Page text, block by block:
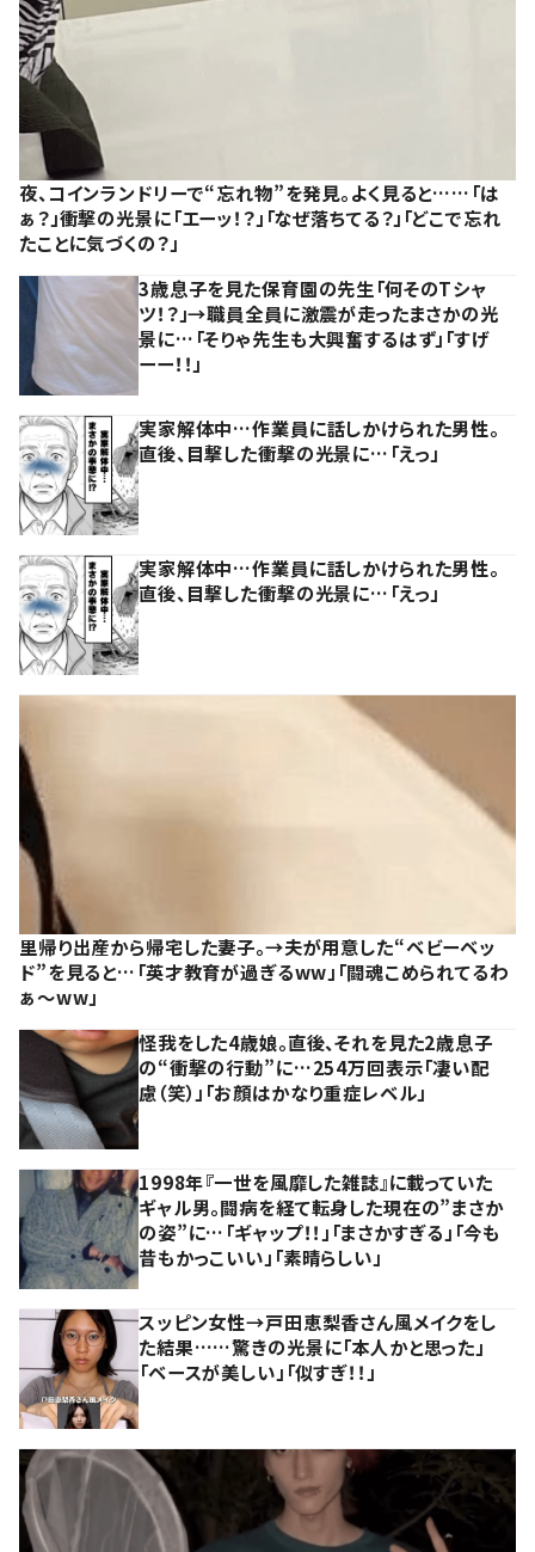
夜、コインランドリーで“忘れ物”を発見。よく見ると……「は
ぁ？」衝撃の光景に「エーッ！？」「なぜ落ちてる？」「どこで忘れ
たことに気づくの？」
3歳息子を見た保育園の先生「何そのTシャ
ツ！？」→職員全員に激震が走ったまさかの光
景に…「そりゃ先生も大興奮するはず」「すげ
ーー！！」
実家解体中…作業員に話しかけられた男性。
直後、目撃した衝撃の光景に…「えっ」
実家解体中…作業員に話しかけられた男性。
直後、目撃した衝撃の光景に…「えっ」
里帰り出産から帰宅した妻子。→夫が用意した“ベビーベッ
ド”を見ると…「英才教育が過ぎるww」「闘魂こめられてるわ
ぁ～ww」
怪我をした4歳娘。直後、それを見た2歳息子
の“衝撃の行動”に…254万回表示「凄い配
慮（笑）」「お顔はかなり重症レベル」
1998年『一世を風靡した雑誌』に載っていた
ギャル男。闘病を経て転身した現在の”まさか
の姿”に…「ギャップ！！」「まさかすぎる」「今も
昔もかっこいい」「素晴らしい」
スッピン女性→戸田恵梨香さん風メイクをし
た結果……驚きの光景に「本人かと思った」
「ベースが美しい」「似すぎ！！」